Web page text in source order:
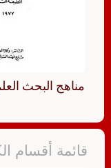
مناهج البحث
قائمة أقسام